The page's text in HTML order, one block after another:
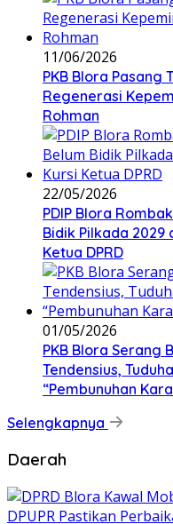
11/06/2026
PKB Blora Pasang
Regenerasi
Rohman
22/05/2026
PDIP Blora
Bidik Pilkada 2029
Ketua DPRD
01/05/2026
PKB Blora Serang
Tendensius,
“Pembunuhan
Selengkapnya
Daerah